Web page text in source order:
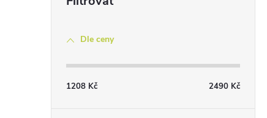
Dle ceny
1208 Kč 2490 Kč